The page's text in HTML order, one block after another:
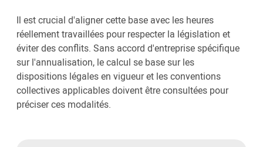
Il est crucial d'aligner cette base avec les heures
réellement travaillées pour respecter la législation et
éviter des conflits. Sans accord d'entreprise spécifique
sur l'annualisation, le calcul se base sur les
dispositions légales en vigueur et les conventions
collectives applicables doivent être consultées pour
préciser ces modalités.